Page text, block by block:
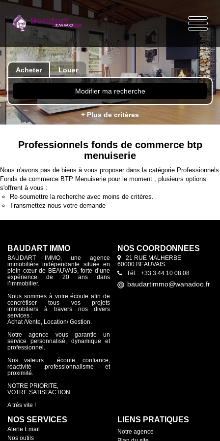
Acheter Louer
Modifier ma recherche
+ Plus de critères
Professionnels fonds de commerce btp
menuiserie
Nous n'avons pas de biens à vous proposer dans la catégorie Professionnels
Fonds de commerce BTP Menuiserie pour le moment , plusieurs options
s'offrent à vous :
Re-soumettre la recherche avec moins de critères.
Transmettez-nous votre demande
BAUDART IMMO
BAUDART IMMO, une agence
immobilière indépendante située en
plein cœur de BEAUVAIS, forte d’une
expérience de 20 ans dans
l’immobilier.
Nous sommes à votre écoute afin de
concrétiser tous vos projets
immobiliers à travers nos divers
services :
Achat /Vente, Location/ Gestion.
Notre agence vous garantie un
service personnalisé, dynamique et
professionnel.
Nos valeurs : écoute, confiance,
réactivité ,professionnalisme et
proximité.
NOTRE PRIORITE,
VOTRE SATISFACTION.
A très vite !
NOS COORDONNÉES
21 RUE MALHERBE
60000 BEAUVAIS
Tél. : +33 3 44 10 08 08
NOS SERVICES
Alerte Email
Nos outils
LIENS PRATIQUES
Notre agence